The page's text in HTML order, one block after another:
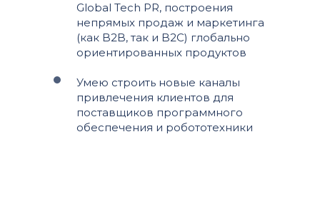
Global Tech PR, построения
непрямых продаж и маркетинга
(как B2B, так и B2C) глобально
ориентированных продуктов
Умею строить новые каналы
привлечения клиентов для
поставщиков программного
обеспечения и робототехники